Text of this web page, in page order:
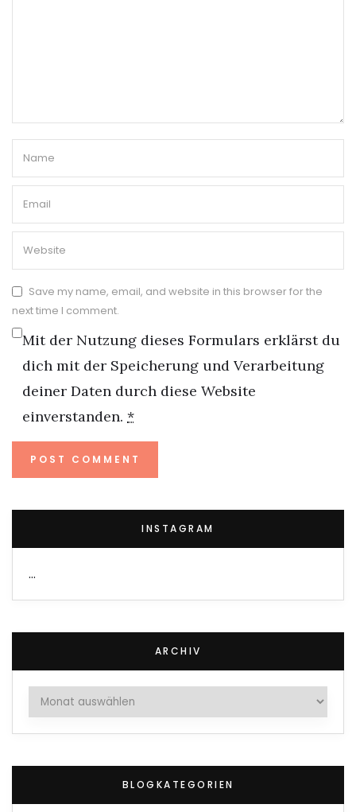
Save my name, email, and website in this browser for the
next time I comment.
Mit der Nutzung dieses Formulars erklärst du
dich mit der Speicherung und Verarbeitung
deiner Daten durch diese Website
einverstanden. *
INSTAGRAM
…
ARCHIV
Archiv
BLOGKATEGORIEN